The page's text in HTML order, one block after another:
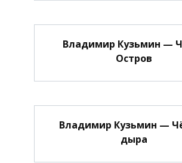
Владимир Кузьмин —
Остров
Владимир Кузьмин —
дыра